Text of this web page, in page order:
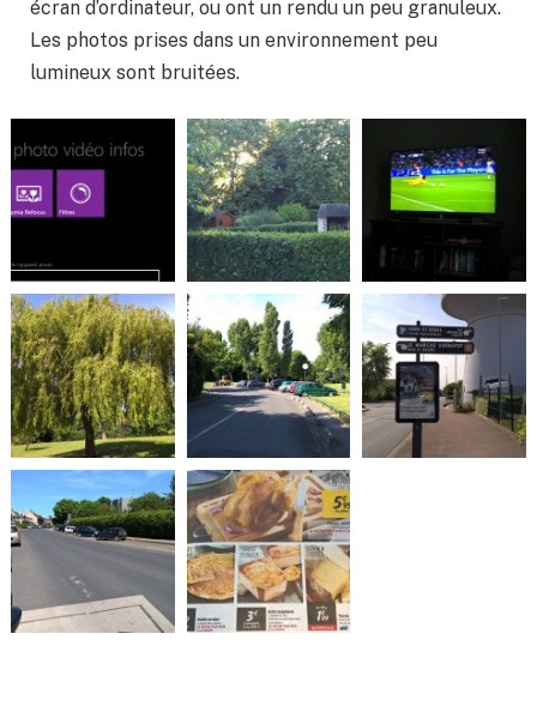
écran d’ordinateur, ou ont un rendu un peu granuleux.
Les photos prises dans un environnement peu
lumineux sont bruitées.